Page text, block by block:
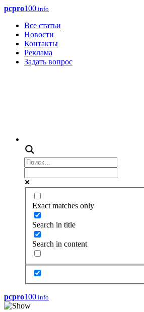
pcpro100.info
Все статьи
Новости
Контакты
Реклама
Задать вопрос
Exact matches only
Search in title
Search in content
pcpro100.info